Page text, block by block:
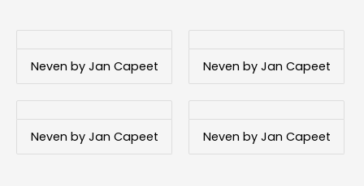
Neven by Jan Capeet Neven by Jan Capeet
Neven by Jan Capeet Neven by Jan Capeet